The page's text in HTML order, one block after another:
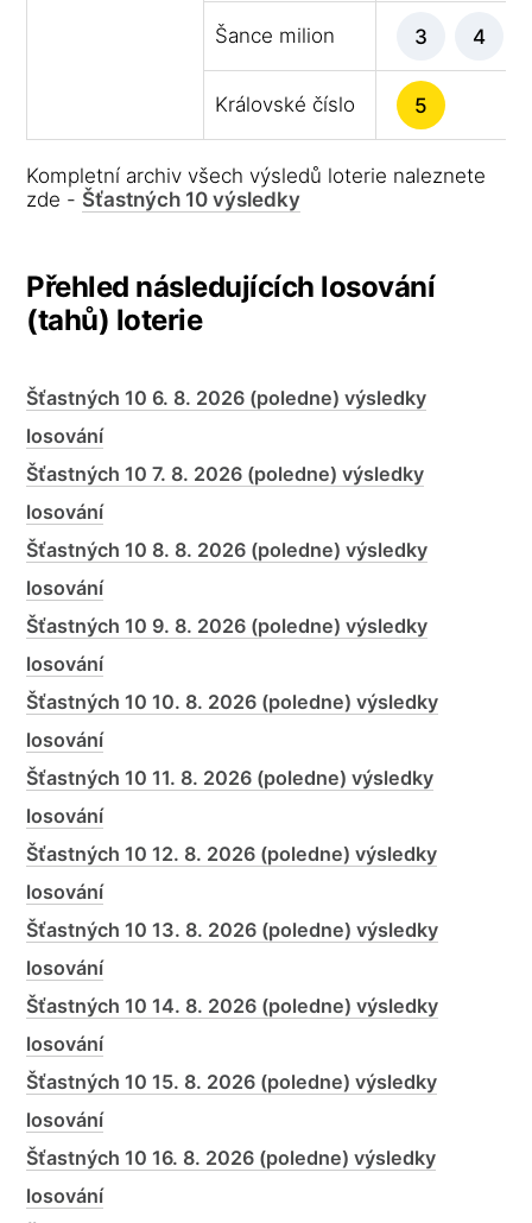
Šance milion 3 4
Královské číslo 5
Kompletní archiv všech výsledů loterie naleznete
zde - Šťastných 10 výsledky
Přehled následujících losování
(tahů) loterie
Šťastných 10 6. 8. 2026 (poledne) výsledky
losování
Šťastných 10 7. 8. 2026 (poledne) výsledky
losování
Šťastných 10 8. 8. 2026 (poledne) výsledky
losování
Šťastných 10 9. 8. 2026 (poledne) výsledky
losování
Šťastných 10 10. 8. 2026 (poledne) výsledky
losování
Šťastných 10 11. 8. 2026 (poledne) výsledky
losování
Šťastných 10 12. 8. 2026 (poledne) výsledky
losování
Šťastných 10 13. 8. 2026 (poledne) výsledky
losování
Šťastných 10 14. 8. 2026 (poledne) výsledky
losování
Šťastných 10 15. 8. 2026 (poledne) výsledky
losování
Šťastných 10 16. 8. 2026 (poledne) výsledky
losování